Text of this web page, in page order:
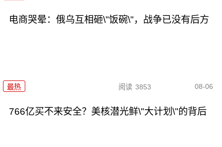
电商哭晕：俄乌互相砸\"饭碗\"，战争已没有后方
最热 阅读 3853 08-06
766亿买不来安全？美核潜光鲜\"大计划\"的背后